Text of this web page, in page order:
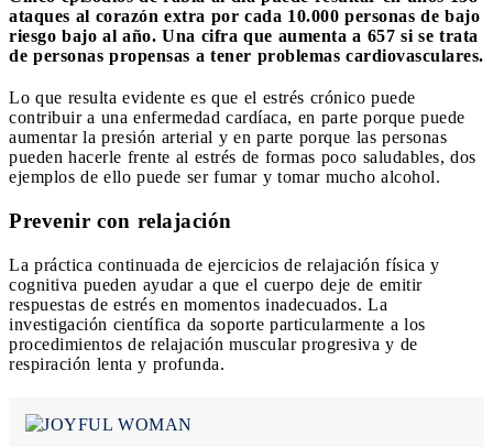
ataques al corazón extra por cada 10.000 personas de bajo
riesgo bajo al año. Una cifra que aumenta a 657 si se trata
de personas propensas a tener problemas cardiovasculares.
Lo que resulta evidente es que el estrés crónico puede
contribuir a una enfermedad cardíaca, en parte porque puede
aumentar la presión arterial y en parte porque las personas
pueden hacerle frente al estrés de formas poco saludables, dos
ejemplos de ello puede ser fumar y tomar mucho alcohol.
Prevenir con relajación
La práctica continuada de ejercicios de relajación física y
cognitiva pueden ayudar a que el cuerpo deje de emitir
respuestas de estrés en momentos inadecuados. La
investigación científica da soporte particularmente a los
procedimientos de relajación muscular progresiva y de
respiración lenta y profunda.